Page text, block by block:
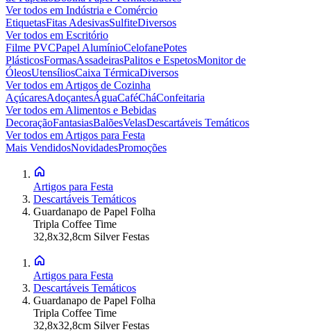
Ver todos em Indústria e Comércio
EtiquetasFitas AdesivasSulfiteDiversos
Ver todos em Escritório
Filme PVCPapel AlumínioCelofanePotes
PlásticosFormasAssadeirasPalitos e EspetosMonitor de
ÓleosUtensíliosCaixa TérmicaDiversos
Ver todos em Artigos de Cozinha
AçúcaresAdoçantesÁguaCaféCháConfeitaria
Ver todos em Alimentos e Bebidas
DecoraçãoFantasiasBalõesVelasDescartáveis Temáticos
Ver todos em Artigos para Festa
Mais VendidosNovidadesPromoções
Artigos para Festa
Descartáveis Temáticos
Guardanapo de Papel Folha
Tripla Coffee Time
32,8x32,8cm Silver Festas
Artigos para Festa
Descartáveis Temáticos
Guardanapo de Papel Folha
Tripla Coffee Time
32,8x32,8cm Silver Festas